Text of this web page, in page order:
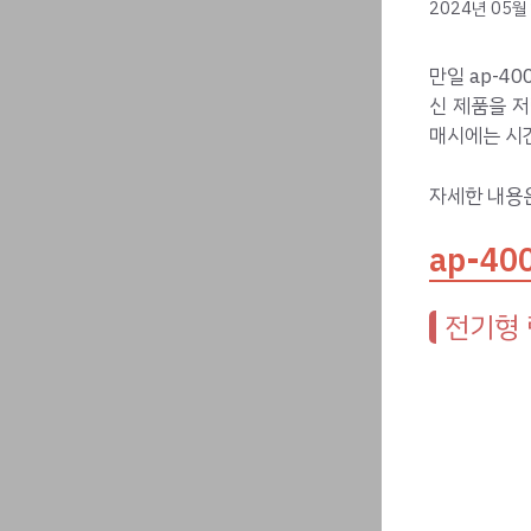
2024년 05월
만일 ap-
신 제품을
매시에는 시
자세한 내용
ap-
전기